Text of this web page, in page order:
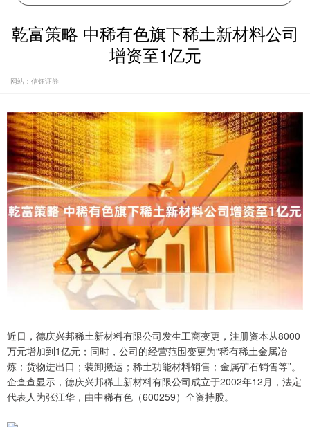
乾富策略 中稀有色旗下稀土新材料公司
增资至1亿元
网站：信钰证券
近日，德庆兴邦稀土新材料有限公司发生工商变更，注册资本从8000
万元增加到1亿元；同时，公司的经营范围变更为“稀有稀土金属冶
炼；货物进出口；装卸搬运；稀土功能材料销售；金属矿石销售等”。
企查查显示，德庆兴邦稀土新材料有限公司成立于2002年12月，法定
代表人为张江华，由中稀有色（600259）全资持股。